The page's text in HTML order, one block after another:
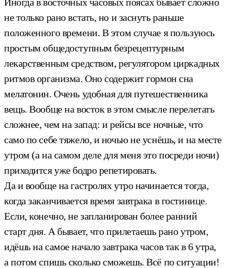
не только рано встать, но и заснуть раньше
положенного времени. В этом случае я пользуюсь
простым общедоступным безрецептурным
лекарственным средством, регулятором циркадных
ритмов организма. Оно содержит гормон сна
мелатонин. Очень удобная для путешественника
вещь. Вообще на восток в этом смысле перелетать
сложнее, чем на запад: и рейсы все ночные, что
само по себе тяжело, и ночью не уснёшь, и на месте
утром (а на самом деле для меня это посреди ночи)
приходится уже бодро репетировать.
Да и вообще на гастролях утро начинается тогда,
когда заканчивается время завтрака в гостинице.
Если, конечно, не запланирован более ранний
старт дня. А бывает, что прилетаешь рано утром,
идёшь на самое начало завтрака часов так в 6 утра,
а потом спишь сколько сможешь. Всё по ситуации!